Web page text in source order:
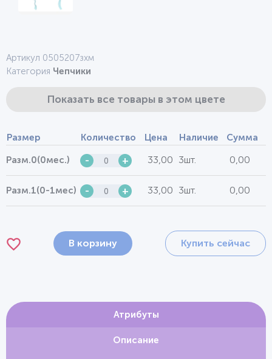
Артикул 0505207зхм
Категория Чепчики
Показать все товары в этом цвете
Размер Количество Цена Наличие Сумма
Разм.0(0мес.) - + 33,00 3шт. 0,00
Разм.1(0-1мес) - + 33,00 3шт. 0,00
В корзину Купить сейчас
Атрибуты
Описание